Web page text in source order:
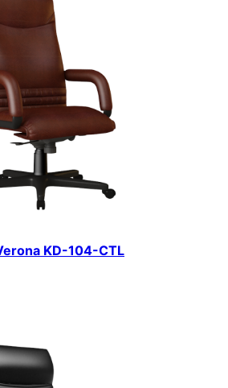
KD-104-CTL